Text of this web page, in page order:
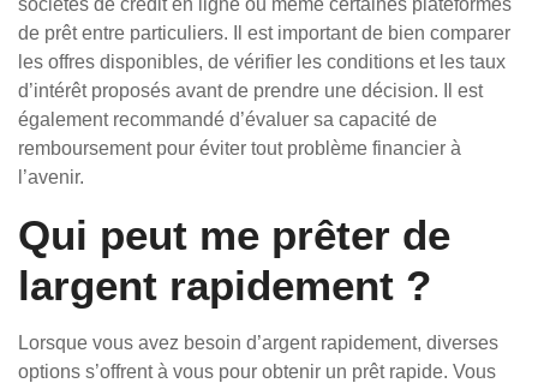
sociétés de crédit en ligne ou même certaines plateformes
de prêt entre particuliers. Il est important de bien comparer
les offres disponibles, de vérifier les conditions et les taux
d’intérêt proposés avant de prendre une décision. Il est
également recommandé d’évaluer sa capacité de
remboursement pour éviter tout problème financier à
l’avenir.
Qui peut me prêter de
largent rapidement ?
Lorsque vous avez besoin d’argent rapidement, diverses
options s’offrent à vous pour obtenir un prêt rapide. Vous